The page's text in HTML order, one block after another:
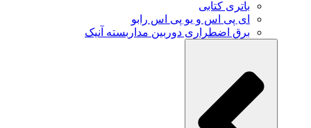
باتری کتابی
ای پی اس و یو پی اس رابو
برق اضطراری دوربین مداربسته آنیک